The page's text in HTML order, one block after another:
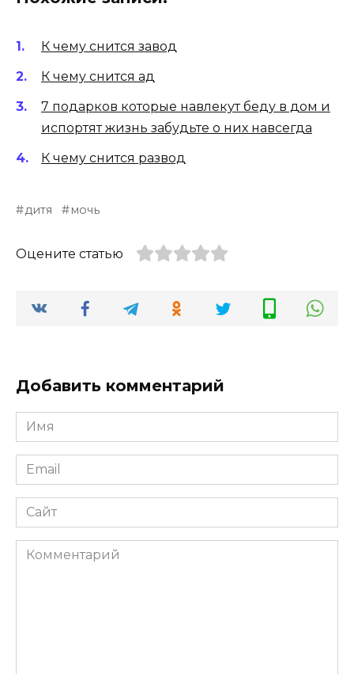
К чему снится завод
К чему снится ад
7 подарков которые навлекут беду в дом и
испортят жизнь забудьте о них навсегда
К чему снится развод
дитя мочь
Оцените статью
Добавить комментарий
Имя
*
Email
*
Сайт
Комментарий